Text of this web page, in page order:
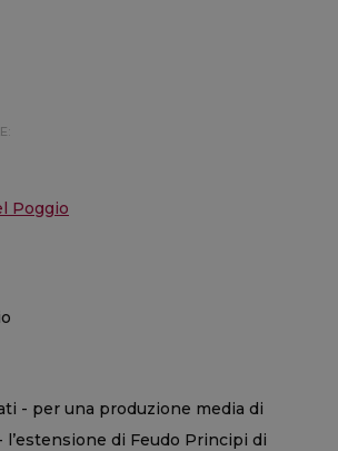
Poggio
- per una produzione media di
di Feudo Principi di